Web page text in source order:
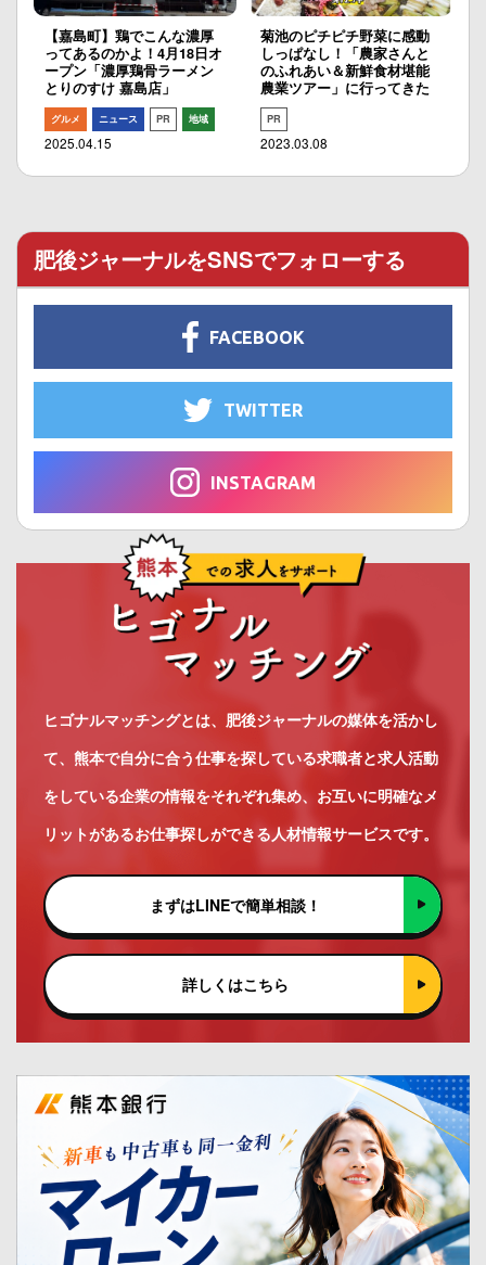
【嘉島町】鶏でこんな濃厚
ってあるのかよ！4月18日オ
ープン「濃厚鶏骨ラーメン
とりのすけ 嘉島店」
グルメ ニュース PR 地域
2025.04.15
菊池のピチピチ野菜に感動
しっぱなし！「農家さんと
のふれあい＆新鮮食材堪能
農業ツアー」に行ってきた
PR
2023.03.08
肥後ジャーナルをSNSでフォローする
FACEBOOK
TWITTER
INSTAGRAM
ヒゴナルマッチングとは、肥後ジャーナルの媒体を活かし
て、熊本で自分に合う仕事を探している求職者と求人活動
をしている企業の情報をそれぞれ集め、お互いに明確なメ
リットがあるお仕事探しができる人材情報サービスです。
まずはLINEで簡単相談！
詳しくはこちら